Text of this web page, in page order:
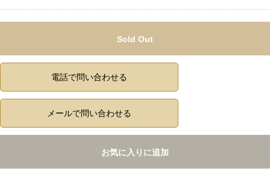
Sold Out
電話で問い合わせる
メールで問い合わせる
お気に入りに追加